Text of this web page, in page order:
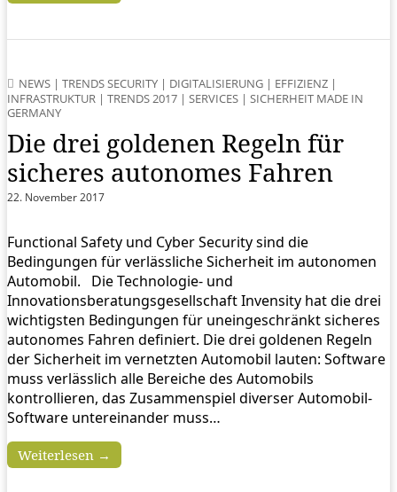
NEWS | TRENDS SECURITY | DIGITALISIERUNG | EFFIZIENZ |
INFRASTRUKTUR | TRENDS 2017 | SERVICES | SICHERHEIT MADE IN
GERMANY
Die drei goldenen Regeln für
sicheres autonomes Fahren
22. November 2017
Functional Safety und Cyber Security sind die
Bedingungen für verlässliche Sicherheit im autonomen
Automobil. Die Technologie- und
Innovationsberatungsgesellschaft Invensity hat die drei
wichtigsten Bedingungen für uneingeschränkt sicheres
autonomes Fahren definiert. Die drei goldenen Regeln
der Sicherheit im vernetzten Automobil lauten: Software
muss verlässlich alle Bereiche des Automobils
kontrollieren, das Zusammenspiel diverser Automobil-
Software untereinander muss…
Weiterlesen →